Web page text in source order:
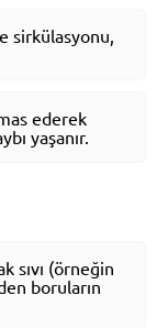
sirkülasyonu,
ederek
yaşanır.
sıvı (örneğin
boruların